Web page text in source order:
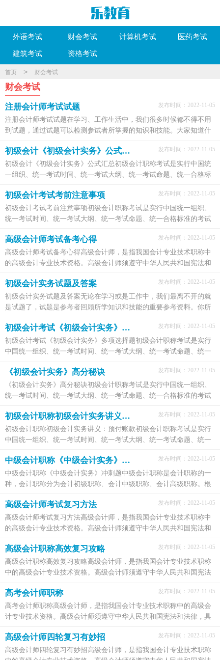
外语考试 财会考试 计算机考试 医药考试
建筑考试 资格考试
首页 > 财会考试
财会考试
注册会计师考试试题 发布时间：2022-11-05
注册会计师考试试题在学习、工作生活中，我们很多时候都不得不用
到试题，通过试题可以检测参试者所掌握的知识和技能。大家知道什
初级会计《初级会计实务》公式汇总 发布时间：2022-11-05
初级会计《初级会计实务》公式汇总初级会计职称考试是实行中国统
一组织、统一考试时间、统一考试大纲、统一考试命题、统一合格标
初级会计考试考前注意事项 发布时间：2022-11-05
初级会计考试考前注意事项初级会计职称考试是实行中国统一组织、
统一考试时间、统一考试大纲、统一考试命题、统一合格标准的考试
高级会计师考试备考心得 发布时间：2022-11-05
高级会计师考试备考心得高级会计师，是指我国会计专业技术职称中
的高级会计专业技术资格。高级会计师须遵守中华人民共和国宪法和
初级会计实务试题及答案 发布时间：2022-11-05
初级会计实务试题及答案无论在学习或是工作中，我们最离不开的就
是试题了，试题是参考者回顾所学知识和技能的重要参考资料。你所
初级会计考试《初级会计实务》多项选择题 发布时间：2022-11-05
初级会计考试《初级会计实务》多项选择题初级会计职称考试是实行
中国统一组织、统一考试时间、统一考试大纲、统一考试命题、统一
《初级会计实务》高分秘诀 发布时间：2022-11-05
《初级会计实务》高分秘诀初级会计职称考试是实行中国统一组织、
统一考试时间、统一考试大纲、统一考试命题、统一合格标准的考试
初级会计职称初级会计实务讲义：预付账款 发布时间：2022-11-05
初级会计职称初级会计实务讲义：预付账款初级会计职称考试是实行
中国统一组织、统一考试时间、统一考试大纲、统一考试命题、统一
中级会计职称《中级会计实务》冲刺题 发布时间：2022-11-05
中级会计职称《中级会计实务》冲刺题中级会计职称是会计职称的一
种，会计职称分为会计初级职称、会计中级职称、会计高级职称。根
高级会计师考试复习方法 发布时间：2022-11-05
高级会计师考试复习方法高级会计师，是指我国会计专业技术职称中
的高级会计专业技术资格。高级会计师须遵守中华人民共和国宪法和
高级会计职称高效复习攻略 发布时间：2022-11-05
高级会计职称高效复习攻略高级会计师，是指我国会计专业技术职称
中的高级会计专业技术资格。高级会计师须遵守中华人民共和国宪法
高考会计师职称 发布时间：2022-11-05
高考会计师职称高级会计师，是指我国会计专业技术职称中的高级会
计专业技术资格。高级会计师须遵守中华人民共和国宪法和法律，具
高级会计师四轮复习有妙招 发布时间：2022-11-05
高级会计师四轮复习有妙招高级会计师，是指我国会计专业技术职称